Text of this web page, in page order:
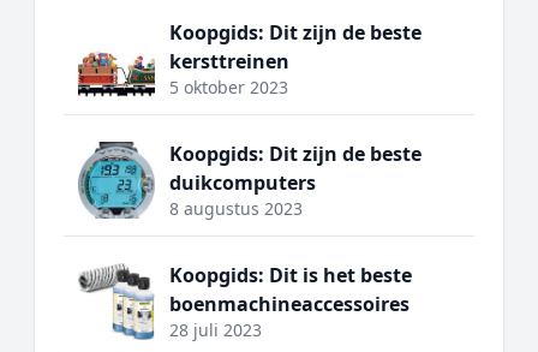
Koopgids: Dit zijn de beste
kersttreinen
5 oktober 2023
Koopgids: Dit zijn de beste
duikcomputers
8 augustus 2023
Koopgids: Dit is het beste
boenmachineaccessoires
28 juli 2023